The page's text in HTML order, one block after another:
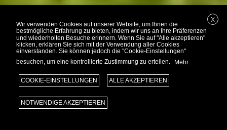
X
Wir verwenden Cookies auf unserer Website, um Ihnen die
bestmögliche Erfahrung zu bieten, indem wir uns an Ihre Präferenzen
und wiederholten Besuche erinnern. Wenn Sie auf "Alle akzeptieren"
klicken, erklären Sie sich mit der Verwendung aller Cookies
einverstanden. Sie können jedoch die "Cookie-Einstellungen"
besuchen, um eine kontrollierte Zustimmung zu erteilen.
Mehr...
COOKIE-EINSTELLUNGEN ALLE AKZEPTIEREN
NOTWENDIGE AKZEPTIEREN